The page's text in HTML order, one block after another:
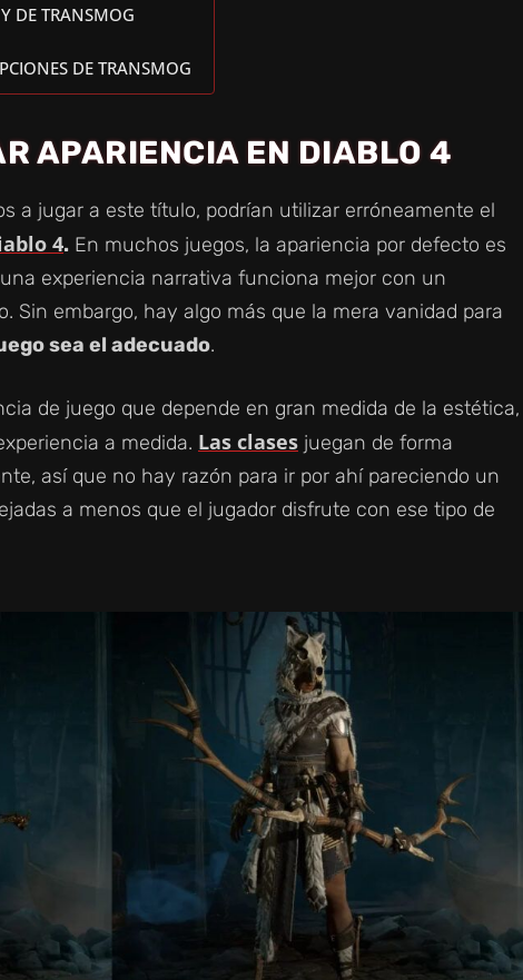
DE TRANSMOG
DE TRANSMOG
APARIENCIA EN DIABLO 4
a jugar a este título, podrían utilizar erróneamente el
4. En muchos juegos, la apariencia por defecto es
experiencia narrativa funciona mejor con un
Sin embargo, hay algo más que la mera vanidad para
sea el adecuado.
de juego que depende en gran medida de la estética,
a medida. Las clases juegan de forma
así que no hay razón para ir por ahí pareciendo un
a menos que el jugador disfrute con ese tipo de